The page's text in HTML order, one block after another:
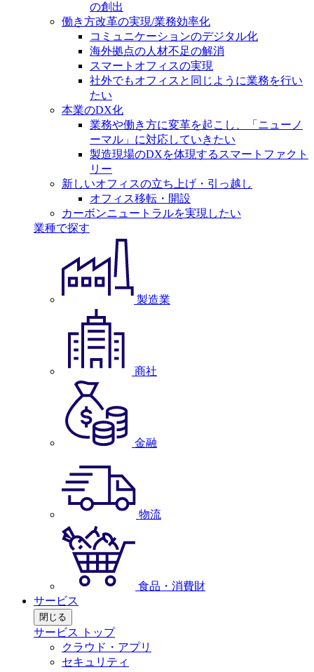
の創出
働き方改革の実現/業務効率化
コミュニケーションのデジタル化
海外拠点の人材不足の解消
スマートオフィスの実現
社外でもオフィスと同じように業務を行い
たい
本業のDX化
業務や働き方に変革を起こし、「ニューノ
ーマル」に対応していきたい
製造現場のDXを体現するスマートファクト
リー
新しいオフィスの立ち上げ・引っ越し
オフィス移転・開設
カーボンニュートラルを実現したい
業種で探す
製造業
商社
金融
物流
食品・消費財
サービス
閉じる
サービス トップ
クラウド・アプリ
セキュリティ